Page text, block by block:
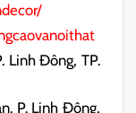
Linh Đông, TP.
P. Linh Đông,